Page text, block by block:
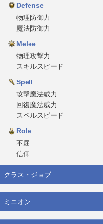
Defense
物理防御力
魔法防御力
Melee
物理攻撃力
スキルスピード
Spell
攻撃魔法威力
回復魔法威力
スペルスピード
Role
不屈
信仰
クラス・ジョブ
ミニオン